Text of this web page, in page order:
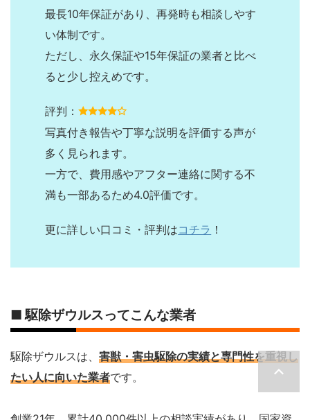
最長10年保証があり、再発時も相談しやす
い体制です。
ただし、永久保証や15年保証の業者と比べ
ると少し控えめです。
評判：
写真付き報告や丁寧な説明を評価する声が
多く見られます。
一方で、費用感やアフター連絡に関する不
満も一部あるため4.0評価です。
更に詳しい口コミ・評判はコチラ ！
■ 駆除ザウルスってこんな業者
駆除ザウルスは、 害獣・害虫駆除の実績と専門性を重視し
たい人に向いた業者です。